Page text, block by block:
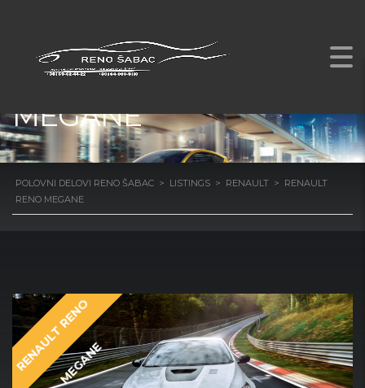
MEGANE
POLOVNI DELOVI RENO ŠABAC > LISTINGS > RENAULT > RENAULT
RENO MEGANE
R
E
N
A
U
L
T
R
E
N
O
M
E
G
A
N
E